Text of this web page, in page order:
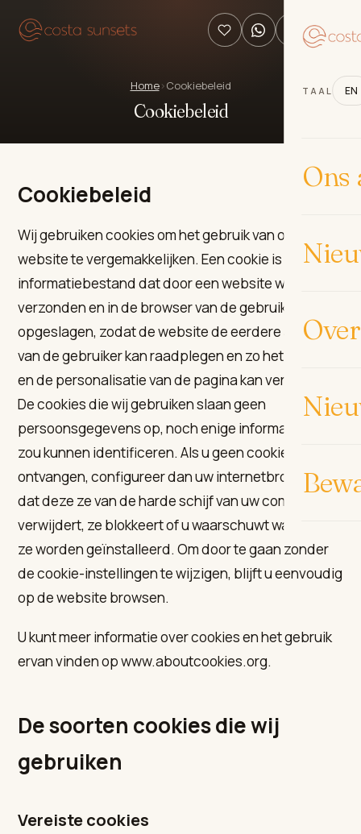
TAAL EN
Ons
Home›Cookiebeleid
Cookiebeleid
Cookiebeleid
Wij gebruiken cookies om het gebruik van onze
website te vergemakkelijken. Een cookie is een klein
informatiebestand dat door een website wordt
verzonden en in de browser van de gebruiker wordt
opgeslagen, zodat de website de eerdere activiteit
van de gebruiker kan raadplegen en zo het browsen
en de personalisatie van de pagina kan verbeteren.
De cookies die wij gebruiken slaan geen
persoonsgegevens op, noch enige informatie die u
zou kunnen identificeren. Als u geen cookies wilt
ontvangen, configureer dan uw internetbrowser zo
dat deze ze van de harde schijf van uw computer
verwijdert, ze blokkeert of u waarschuwt wanneer
ze worden geïnstalleerd. Om door te gaan zonder
de cookie-instellingen te wijzigen, blijft u eenvoudig
op de website browsen.
U kunt meer informatie over cookies en het gebruik
ervan vinden op www.aboutcookies.org.
De soorten cookies die wij
gebruiken
Vereiste cookies